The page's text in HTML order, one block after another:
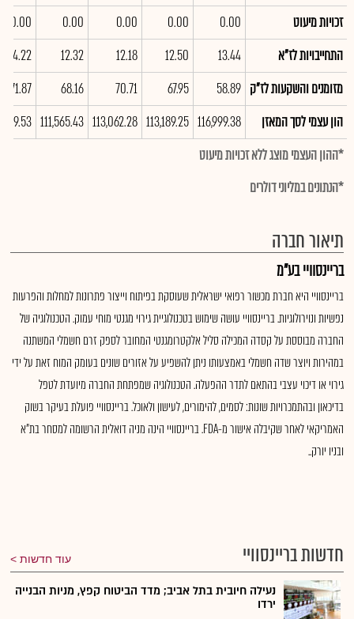
זכויות מיעוט
0.00
0.00
0.00
0.00
0.00
התחייבויות לז"א
13.44
12.50
12.18
12.32
14.22
מזומנים והשקעות לז"ק 58.89
67.95
70.71
68.16
71.87
הון עצמי לסך המאזן
116,999.38
113,189.25
113,062.28
111,565.43
*ההון העצמי מוצג ללא זכויות מיעוט
*הנתונים במליוני דולרים
תיאור חברה
בריינסוויי בע"מ
בריינסוויי היא חברת מכשור רפואי ישראלית שעוסקת בפיתוח וייצור פתרונות למחלות והפרעות
נפשיות ונוירולוגיות. בריינסוויי עושה שימוש בטכנולוגיית גירוי מגנטי מוחי עמוק. הטכנולוגיה של
החברה מבוססת על קסדה המכילה סליל אלקטרומגנטי המחובר לספק זרם חשמלי המשתנה
במהירות ויוצר שדה חשמלי באמצעותו ניתן להשפיע על אזורים שונים בעומק המוח זאת על ידי
גירוי או דיכוי עצבי בהתאם לתדר ההפעלה. הטכנולוגיה שמפתחת החברה מיועדת לטפל
בדיכאון ובהתמכרויות שונות: לסמים, להימורים, לעישון ולאוכל. בריינסוויי פועלת בעיקר בשוק
האמריקאי לאחר שקיבלה אישור מ-FDA. בריינסוויי הינה מניה דואלית הרשומה למסחר בת"א
ובניו יורק..
חדשות בריינסוויי עוד חדשות
נעילה חיובית בתל אביב; מדד הביטוח קפץ, מניות הבנייה
ירדו